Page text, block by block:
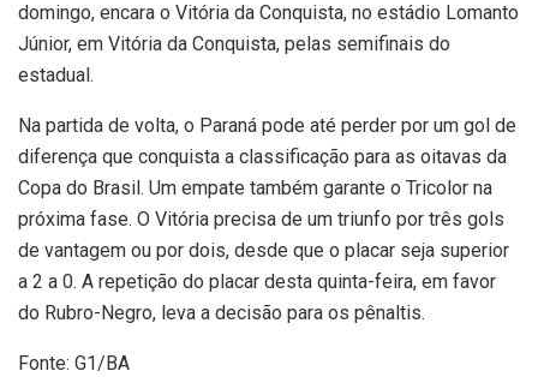
domingo, encara o Vitória da Conquista, no estádio Lomanto
Júnior, em Vitória da Conquista, pelas semifinais do
estadual.
Na partida de volta, o Paraná pode até perder por um gol de
diferença que conquista a classificação para as oitavas da
Copa do Brasil. Um empate também garante o Tricolor na
próxima fase. O Vitória precisa de um triunfo por três gols
de vantagem ou por dois, desde que o placar seja superior
a 2 a 0. A repetição do placar desta quinta-feira, em favor
do Rubro-Negro, leva a decisão para os pênaltis.
Fonte: G1/BA